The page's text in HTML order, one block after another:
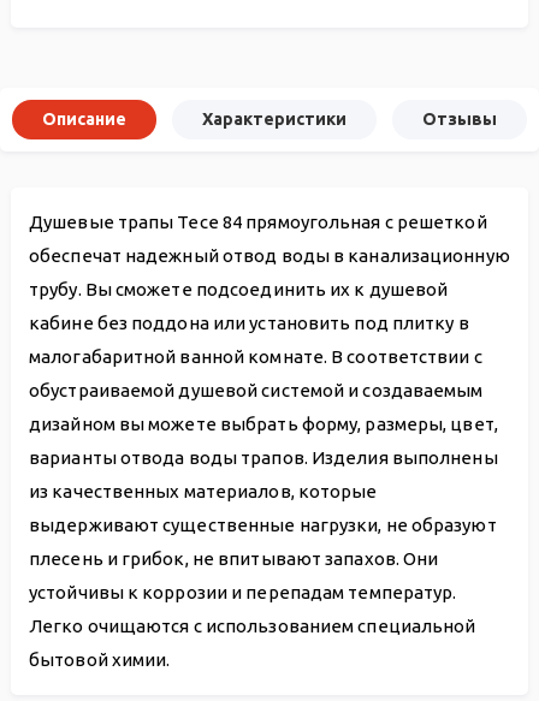
Описание Характеристики Отзывы
Душевые трапы Tece 84 прямоугольная с решеткой
обеспечат надежный отвод воды в канализационную
трубу. Вы сможете подсоединить их к душевой
кабине без поддона или установить под плитку в
малогабаритной ванной комнате. В соответствии с
обустраиваемой душевой системой и создаваемым
дизайном вы можете выбрать форму, размеры, цвет,
варианты отвода воды трапов. Изделия выполнены
из качественных материалов, которые
выдерживают существенные нагрузки, не образуют
плесень и грибок, не впитывают запахов. Они
устойчивы к коррозии и перепадам температур.
Легко очищаются с использованием специальной
бытовой химии.